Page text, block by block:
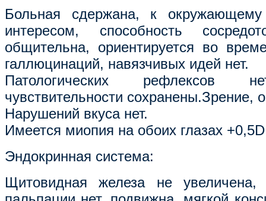
Больная сдержана, к
интересом, способность
общительна, ориентируется во
галлюцинаций, навязчивых идей нет.
Патологических
чувствительности сохранены.Зрение,
Нарушений вкуса нет.
Имеется миопия на обоих глазах +0,5D
Эндокринная система:
Щитовидная железа не увеличена,